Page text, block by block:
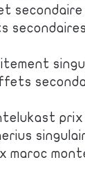
prix
maroc